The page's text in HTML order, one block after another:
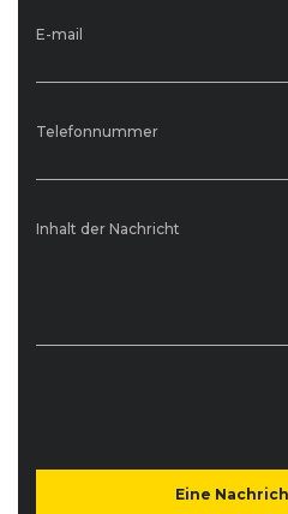
E-mail
Telefonnummer
Inhalt der Nachricht